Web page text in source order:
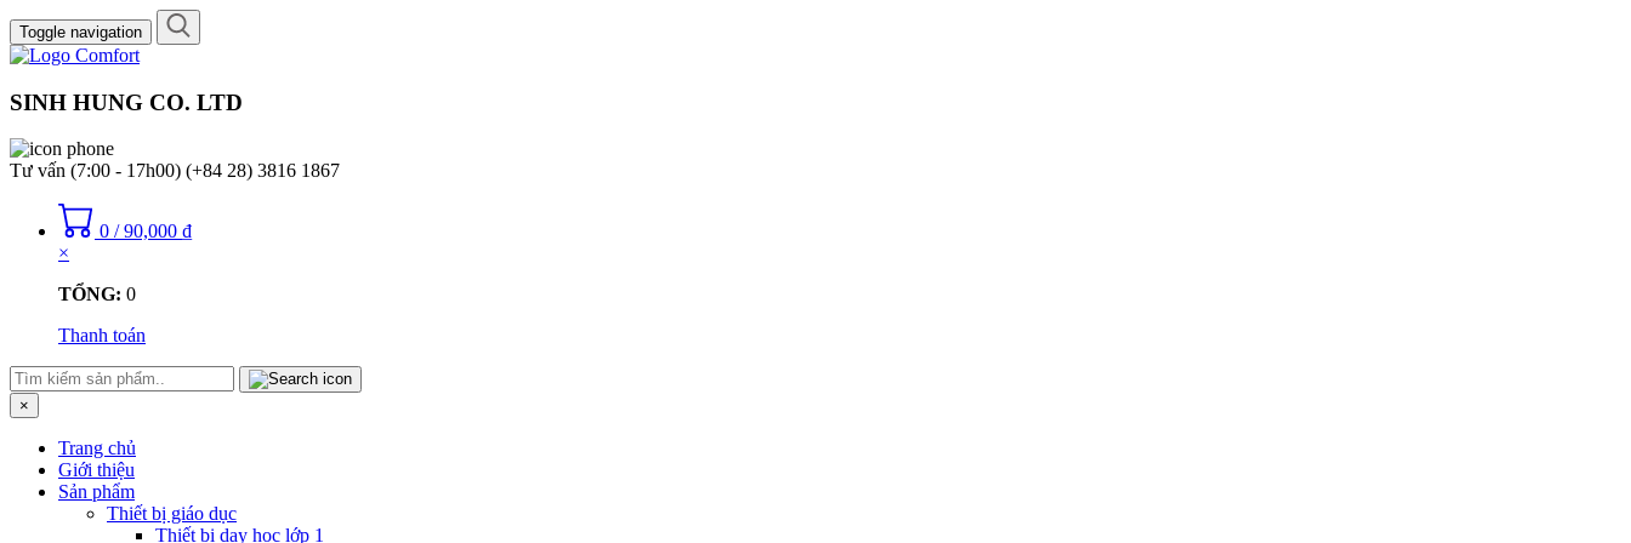
Toggle navigation
SINH HUNG CO. LTD
Tư vấn (7:00 - 17h00) (+84 28) 3816 1867
0 / 90,000 ₫
×
TỔNG: 0
Thanh toán
×
Trang chủ
Giới thiệu
Sản phẩm
Thiết bị giáo dục
Thiết bị dạy học lớp 1